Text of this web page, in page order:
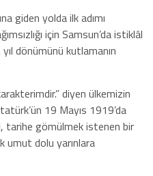
giden yolda ilk adımı
için Samsun’da istiklâl
dönümünü kutlamanın
diyen ülkemizin
19 Mayıs 1919’da
tarihe gömülmek istenen bir
umut dolu yarınlara